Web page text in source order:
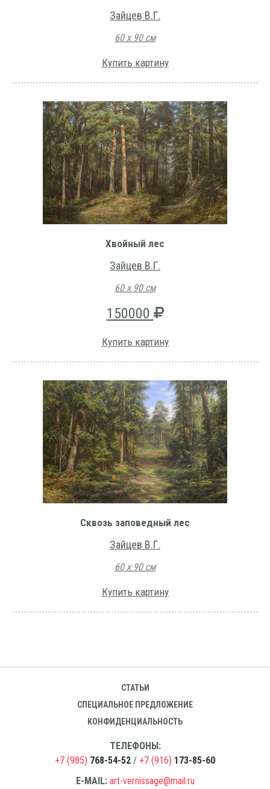
Зайцев В.Г.
60 х 90 см
Купить картину
Хвойный лес
Зайцев В.Г.
60 х 90 см
150000
Купить картину
Сквозь заповедный лес
Зайцев В.Г.
60 х 90 см
Купить картину
СТАТЬИ
СПЕЦИАЛЬНОЕ ПРЕДЛОЖЕНИЕ
КОНФИДЕНЦИАЛЬНОСТЬ
ТЕЛЕФОНЫ:
+7 (985) 768-54-52 / +7 (916) 173-85-60
E-MAIL: art-vernissage@mail.ru